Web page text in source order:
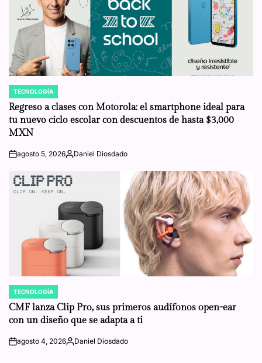
POSTED
IN
TECNOLOGÍA
Regreso a clases con Motorola: el smartphone ideal para
tu nuevo ciclo escolar con descuentos de hasta $3,000
MXN
onagosto 5, 2026Posted
Daniel Diosdado
POSTED
IN
TECNOLOGÍA
CMF lanza Clip Pro, sus primeros audífonos open-ear
con un diseño que se adapta a ti
onagosto 4, 2026Posted
Daniel Diosdado